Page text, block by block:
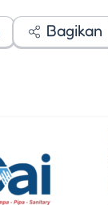
Bagikan